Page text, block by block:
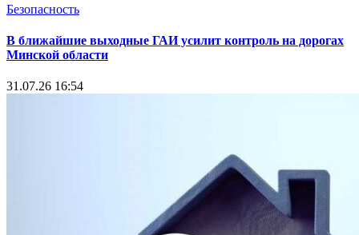
Безопасность
В ближайшие выходные ГАИ усилит контроль на дорогах
Минской области
31.07.26 16:54